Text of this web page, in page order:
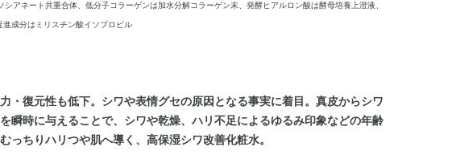
アネート共重合体、低分子コラーゲンは加水分解コラーゲン末、発酵ヒアルロン酸は酵母培養上澄液、
成分はミリスチン酸イソプロピル
・復元性も低下。シワや表情グセの原因となる事実に着目。真皮からシワ
瞬時に与えることで、シワや乾燥、ハリ不足によるゆるみ印象などの年齢
っちりハリつや肌へ導く、高保湿シワ改善化粧水。